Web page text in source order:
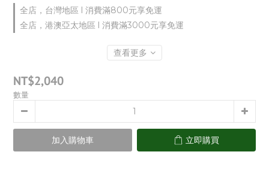
全店，台灣地區 l 消費滿800元享免運
全店，港澳亞太地區 l 消費滿3000元享免運
查看更多
NT$2,040
數量
加入購物車 立即購買